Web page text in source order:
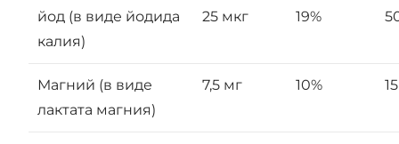
йод (в виде йодида
калия)
25 мкг 19%
Магний (в виде
лактата магния)
7,5 мг 10%